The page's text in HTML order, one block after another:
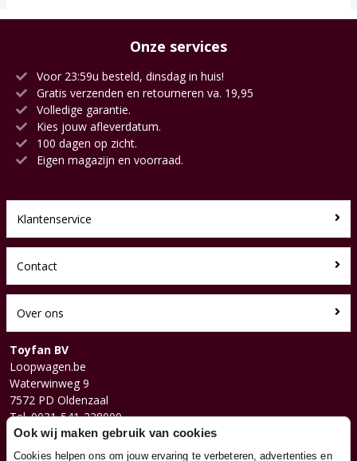
Onze services
Voor 23:59u besteld, dinsdag in huis!
Gratis verzenden en retourneren va. 19,95
Volledige garantie.
Kies jouw afleverdatum.
100 dagen op zicht.
Eigen magazijn en voorraad.
Klantenservice
Contact
Over ons
Toyfan BV
Loopwagen.be
Waterwinweg 9
7572 PD Oldenzaal
Tel. 0031-541-228000
Facebook
Instagram
Ook wij maken gebruik van cookies
Cookies helpen ons om jouw ervaring te verbeteren, advertenties en